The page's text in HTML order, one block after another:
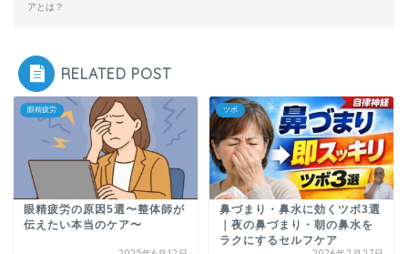
アとは？
RELATED POST
眼精疲労
眼精疲労の原因5選〜整体師が
伝えたい本当のケア〜
ツボ
鼻づまり・鼻水に効くツボ3選
｜夜の鼻づまり・朝の鼻水を
ラクにするセルフケア